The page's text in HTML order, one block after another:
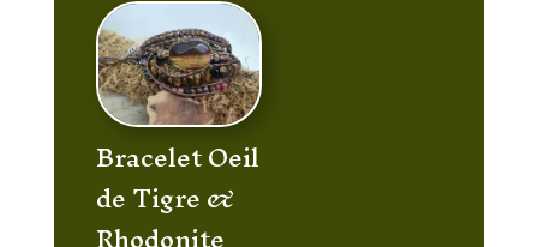
Bracelet Oeil
de Tigre &